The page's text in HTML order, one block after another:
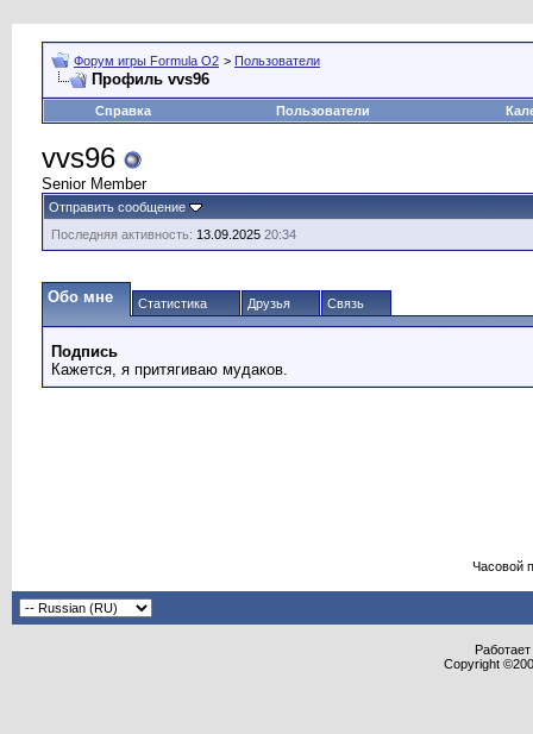
Форум игры Formula O2 > Пользователи
Профиль vvs96
Справка Пользователи
vvs96
Senior Member
Отправить сообщение
Последняя активность: 13.09.2025 20:34
Обо мне Статистика Друзья Связь
Подпись
Кажется, я притягиваю мудаков.
Часовой
Copyright